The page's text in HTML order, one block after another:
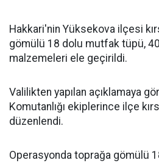
Hakkari'nin Yüksekova ilçesi
gömülü 18 dolu mutfak tüpü,
malzemeleri ele geçirildi.
Valilikten yapılan açıklamaya
Komutanlığı ekiplerince ilçe
düzenlendi.
Operasyonda toprağa gömülü